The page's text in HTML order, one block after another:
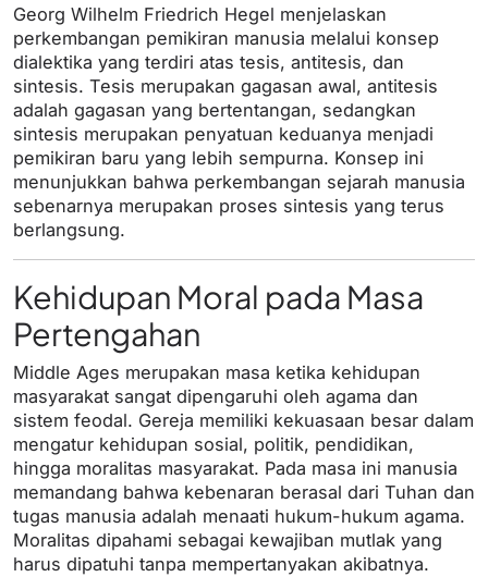
Georg Wilhelm Friedrich Hegel menjelaskan
perkembangan pemikiran manusia melalui konsep
dialektika yang terdiri atas tesis, antitesis, dan
sintesis. Tesis merupakan gagasan awal, antitesis
adalah gagasan yang bertentangan, sedangkan
sintesis merupakan penyatuan keduanya menjadi
pemikiran baru yang lebih sempurna. Konsep ini
menunjukkan bahwa perkembangan sejarah manusia
sebenarnya merupakan proses sintesis yang terus
berlangsung.
Kehidupan Moral pada Masa
Pertengahan
Middle Ages merupakan masa ketika kehidupan
masyarakat sangat dipengaruhi oleh agama dan
sistem feodal. Gereja memiliki kekuasaan besar dalam
mengatur kehidupan sosial, politik, pendidikan,
hingga moralitas masyarakat. Pada masa ini manusia
memandang bahwa kebenaran berasal dari Tuhan dan
tugas manusia adalah menaati hukum-hukum agama.
Moralitas dipahami sebagai kewajiban mutlak yang
harus dipatuhi tanpa mempertanyakan akibatnya.